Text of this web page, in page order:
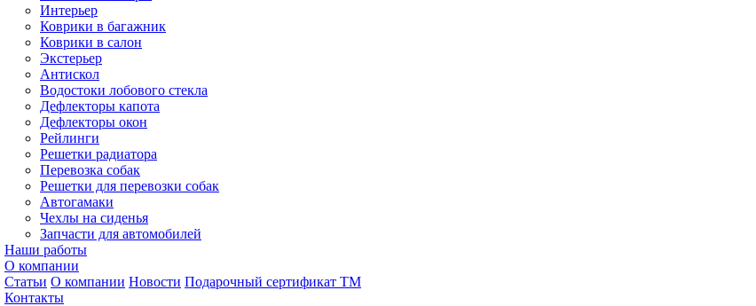
Интерьер
Коврики в багажник
Коврики в салон
Экстерьер
Антискол
Водостоки лобового стекла
Дефлекторы капота
Дефлекторы окон
Рейлинги
Решетки радиатора
Перевозка собак
Решетки для перевозки собак
Автогамаки
Чехлы на сиденья
Запчасти для автомобилей
Наши работы
О компании
Статьи О компании Новости Подарочный сертификат ТМ
Контакты